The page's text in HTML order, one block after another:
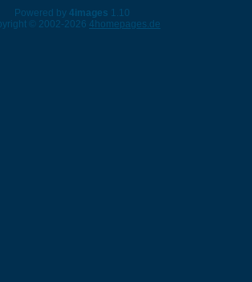
Powered by 4images 1.10
© 2002-2026 4homepages.de